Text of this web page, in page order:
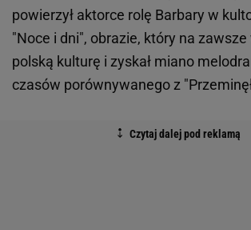
powierzył aktorce rolę Barbary w
"Noce i dni", obrazie, który na zawsze
polską kulturę i zyskał miano
czasów porównywanego z